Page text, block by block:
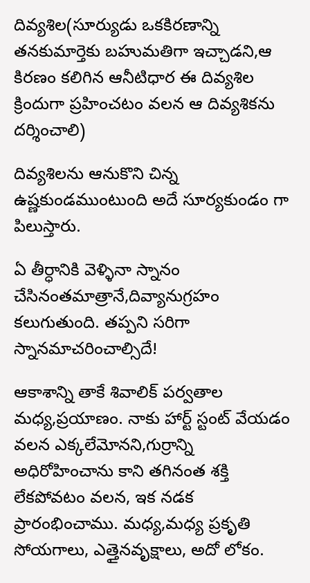
దివ్యశిల(సూర్యుడు ఒకకిరణాన్ని
తనకుమార్తెకు బహుమతిగా ఇచ్చాడని,ఆ
కిరణం కలిగిన ఆనీటిధార ఈ దివ్యశిల
క్రిందుగా ప్రహించటం వలన ఆ దివ్యశికను
దర్శించాలి)
దివ్యశిలను ఆనుకొని చిన్న
ఉష్ణకుండముంటుంది అదే సూర్యకుండం గా
పిలుస్తారు.
ఏ తీర్ధానికి వెళ్ళినా స్నానం
చేసినంతమాత్రానే,దివ్యానుగ్రహం
కలుగుతుంది. తప్పని సరిగా
స్నానమాచరించాల్సిదే!
ఆకాశాన్ని తాకే శివాలిక్ పర్వతాల
మధ్య,ప్రయాణం. నాకు హార్ట్ స్టంట్ వేయడం
వలన ఎక్కలేమోనని,గుర్రాన్ని
అధిరోహించాను కాని తగినంత శక్తి
లేకపోవటం వలన, ఇక నడక
ప్రారంభించాము. మధ్య,మధ్య ప్రకృతి
సోయగాలు, ఎత్తైనవృక్షాలు, అదో లోకం.